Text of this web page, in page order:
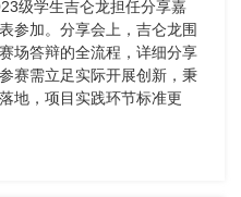
级学生吉仑龙担任分享嘉
参加。分享会上，吉仑龙围
场答辩的全流程，详细分享
赛需立足实际开展创新，秉
地，项目实践环节标准更